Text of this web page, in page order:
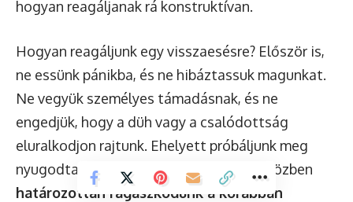
hogyan reagáljanak rá konstruktívan.
Hogyan reagáljunk egy visszaesésre? Először is,
ne essünk pánikba, és ne hibáztassuk magunkat.
Ne vegyük személyes támadásnak, és ne
engedjük, hogy a düh vagy a csalódottság
eluralkodjon rajtunk. Ehelyett próbáljunk meg
nyugodtak és támogatóak maradni, miközben
határozottan ragaszkodunk a korábban